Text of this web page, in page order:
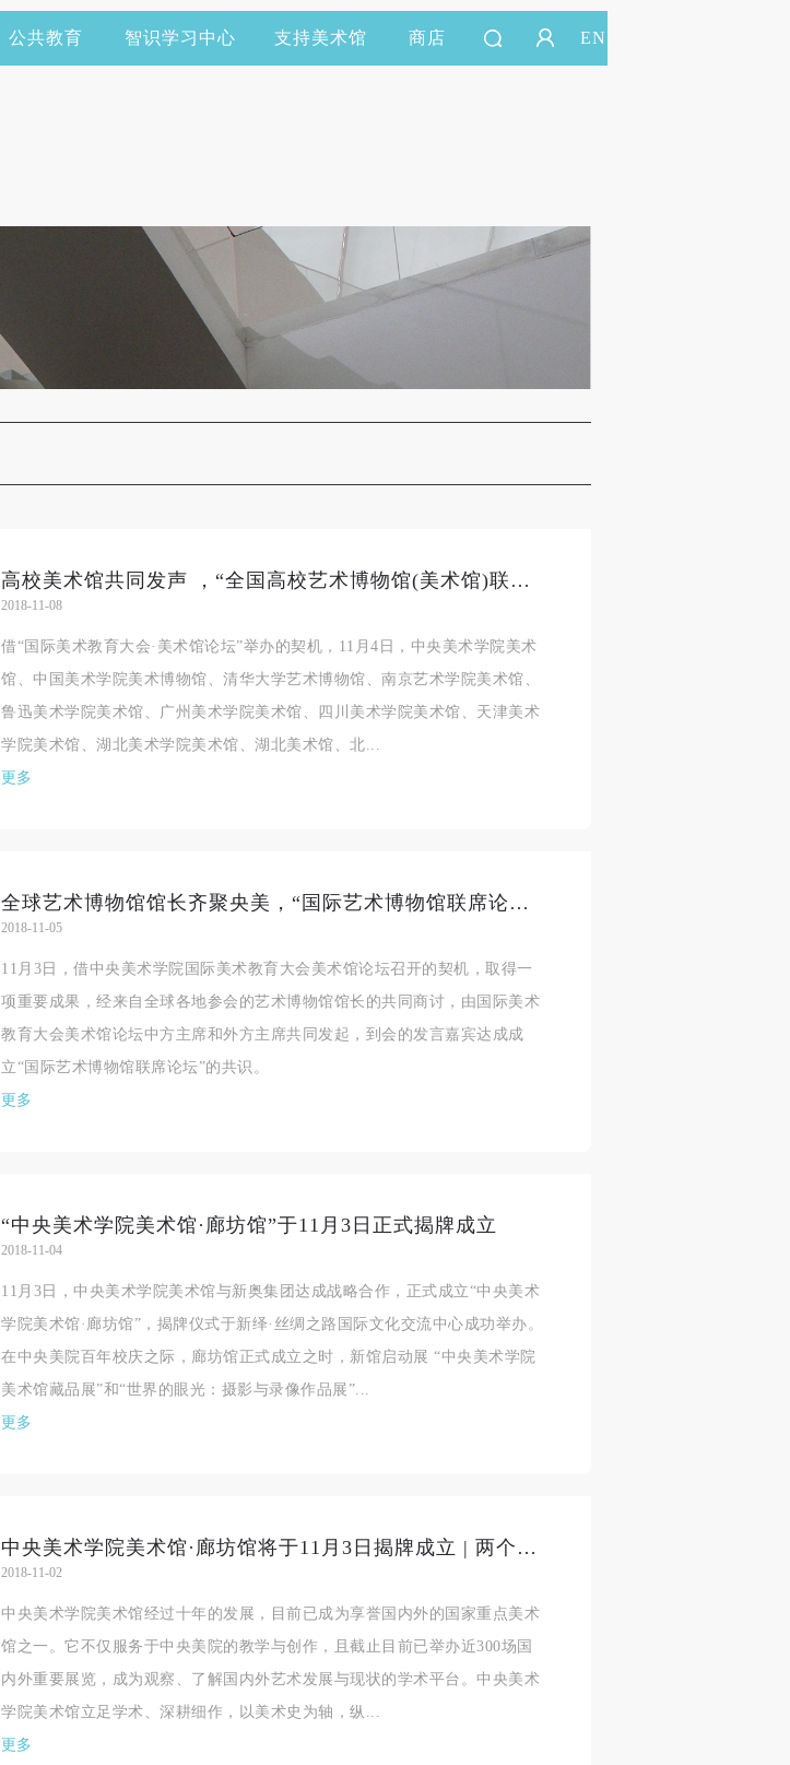
公共教育 智识学习中心 支持美术馆 商店 EN
高校美术馆共同发声 ，“全国高校艺术博物馆(美术馆)联盟”举行筹备会议
2018-11-08
借“国际美术教育大会·美术馆论坛”举办的契机，11月4日，中央美术学院美术
馆、中国美术学院美术博物馆、清华大学艺术博物馆、南京艺术学院美术馆、
鲁迅美术学院美术馆、广州美术学院美术馆、四川美术学院美术馆、天津美术
学院美术馆、湖北美术学院美术馆、湖北美术馆、北...
更多
全球艺术博物馆馆长齐聚央美，“国际艺术博物馆联席论坛”达成共识
2018-11-05
11月3日，借中央美术学院国际美术教育大会美术馆论坛召开的契机，取得一
项重要成果，经来自全球各地参会的艺术博物馆馆长的共同商讨，由国际美术
教育大会美术馆论坛中方主席和外方主席共同发起，到会的发言嘉宾达成成
立“国际艺术博物馆联席论坛”的共识。
更多
“中央美术学院美术馆·廊坊馆”于11月3日正式揭牌成立
2018-11-04
11月3日，中央美术学院美术馆与新奥集团达成战略合作，正式成立“中央美术
学院美术馆·廊坊馆”，揭牌仪式于新绎·丝绸之路国际文化交流中心成功举办。
在中央美院百年校庆之际，廊坊馆正式成立之时，新馆启动展 “中央美术学院
美术馆藏品展”和“世界的眼光：摄影与录像作品展”...
更多
中央美术学院美术馆·廊坊馆将于11月3日揭牌成立 | 两个展览同时亮相
2018-11-02
中央美术学院美术馆经过十年的发展，目前已成为享誉国内外的国家重点美术
馆之一。它不仅服务于中央美院的教学与创作，且截止目前已举办近300场国
内外重要展览，成为观察、了解国内外艺术发展与现状的学术平台。中央美术
学院美术馆立足学术、深耕细作，以美术史为轴，纵...
更多